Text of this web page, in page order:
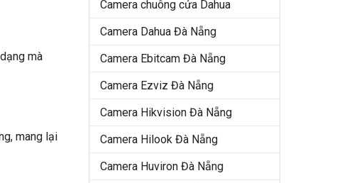
mà
mang lại
Camera chuông cửa Dahua
Camera Dahua Đà Nẵng
Camera Ebitcam Đà Nẵng
Camera Ezviz Đà Nẵng
Camera Hikvision Đà Nẵng
Camera Hilook Đà Nẵng
Camera Huviron Đà Nẵng